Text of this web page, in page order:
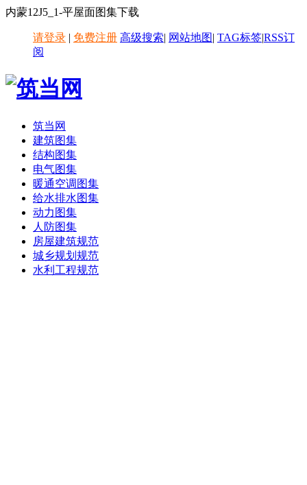
内蒙12J5_1-平屋面图集下载
请登录 | 免费注册 高级搜索| 网站地图| TAG标签|RSS订
阅
筑当网
建筑图集
结构图集
电气图集
暖通空调图集
给水排水图集
动力图集
人防图集
房屋建筑规范
城乡规划规范
水利工程规范